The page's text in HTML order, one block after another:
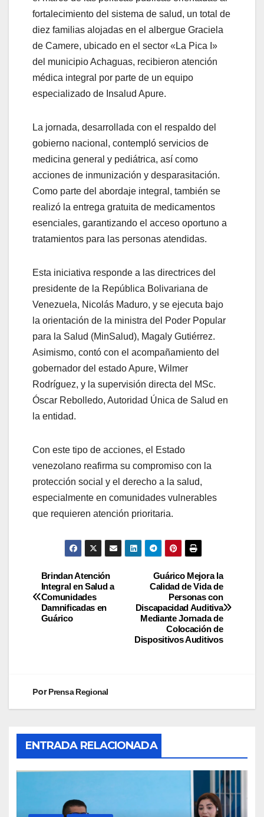
fortalecimiento del sistema de salud, un total de
diez familias alojadas en el albergue Graciela
de Camere, ubicado en el sector «La Pica I»
del municipio Achaguas, recibieron atención
médica integral por parte de un equipo
especializado de Insalud Apure.
La jornada, desarrollada con el respaldo del
gobierno nacional, contempló servicios de
medicina general y pediátrica, así como
acciones de inmunización y desparasitación.
Como parte del abordaje integral, también se
realizó la entrega gratuita de medicamentos
esenciales, garantizando el acceso oportuno a
tratamientos para las personas atendidas.
Esta iniciativa responde a las directrices del
presidente de la República Bolivariana de
Venezuela, Nicolás Maduro, y se ejecuta bajo
la orientación de la ministra del Poder Popular
para la Salud (MinSalud), Magaly Gutiérrez.
Asimismo, contó con el acompañamiento del
gobernador del estado Apure, Wilmer
Rodríguez, y la supervisión directa del MSc.
Óscar Rebolledo, Autoridad Única de Salud en
la entidad.
Con este tipo de acciones, el Estado
venezolano reafirma su compromiso con la
protección social y el derecho a la salud,
especialmente en comunidades vulnerables
que requieren atención prioritaria.
Guárico Mejora la
Calidad de Vida de
Personas con
Discapacidad Auditiva
Mediante Jornada de
Colocación de
Dispositivos Auditivos
Brindan Atención
Integral en Salud a
Comunidades
Damnificadas en
Guárico
PorPrensa Regional
ENTRADA RELACIONADA